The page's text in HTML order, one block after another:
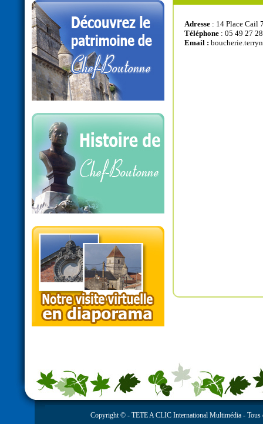
Adresse : 14 Place Cail
Téléphone : 05 49 27
Email :
Copyright © - TETE A CLIC International Multimédia - Tous